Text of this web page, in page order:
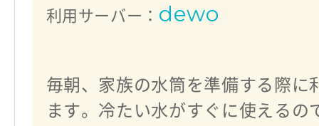
利用サーバー： dewo
毎朝、家族の水筒を準備する際に
ます。冷たい水がすぐに使えるの